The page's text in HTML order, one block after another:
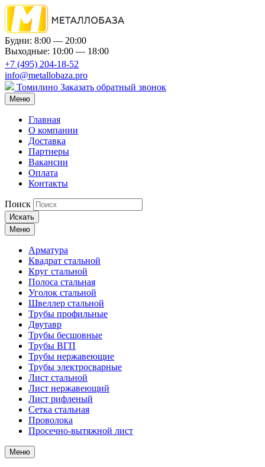
Будни: 8:00 — 20:00
Выходные: 10:00 — 18:00
+7 (495) 204-18-52
info@metallobaza.pro
Томилино Заказать обратный звонок
Меню
Главная
О компании
Доставка
Партнеры
Вакансии
Оплата
Контакты
Поиск
Искать
Меню
Арматура
Квадрат стальной
Круг стальной
Полоса стальная
Уголок стальной
Швеллер стальной
Трубы профильные
Двутавр
Трубы бесшовные
Трубы ВГП
Трубы нержавеющие
Трубы электросварные
Лист стальной
Лист нержавеющий
Лист рифленый
Сетка стальная
Проволока
Просечно-вытяжной лист
Меню